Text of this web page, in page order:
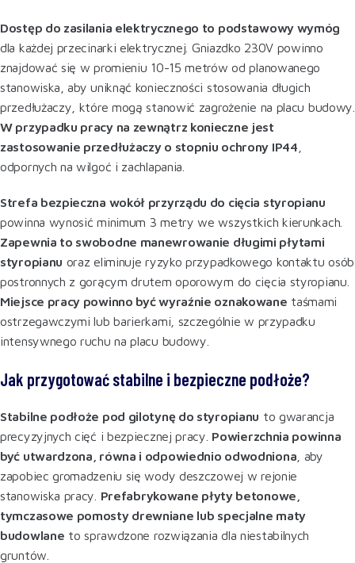
Dostęp do zasilania elektrycznego to podstawowy wymóg
dla każdej przecinarki elektrycznej. Gniazdko 230V powinno
znajdować się w promieniu 10-15 metrów od planowanego
stanowiska, aby uniknąć konieczności stosowania długich
przedłużaczy, które mogą stanowić zagrożenie na placu budowy.
W przypadku pracy na zewnątrz konieczne jest
zastosowanie przedłużaczy o stopniu ochrony IP44
odpornych na wilgoć i zachlapania.
Strefa bezpieczna wokół przyrządu do cięcia styropianu
powinna wynosić minimum 3 metry we wszystkich kierunkach.
Zapewnia to swobodne manewrowanie długimi płytami
styropianu oraz eliminuje ryzyko przypadkowego kontaktu osób
postronnych z gorącym drutem oporowym do cięcia styropianu.
Miejsce pracy powinno być wyraźnie oznakowane taśmami
ostrzegawczymi lub barierkami, szczególnie w przypadku
intensywnego ruchu na placu budowy.
Jak przygotować stabilne i bezpieczne podłoże?
Stabilne podłoże pod gilotynę do styropianu to gwarancja
precyzyjnych cięć i bezpiecznej pracy. Powierzchnia powinna
być utwardzona, równa i odpowiednio odwodniona , aby
zapobiec gromadzeniu się wody deszczowej w rejonie
stanowiska pracy. Prefabrykowane płyty betonowe,
tymczasowe pomosty drewniane lub specjalne maty
budowlane to sprawdzone rozwiązania dla niestabilnych
gruntów